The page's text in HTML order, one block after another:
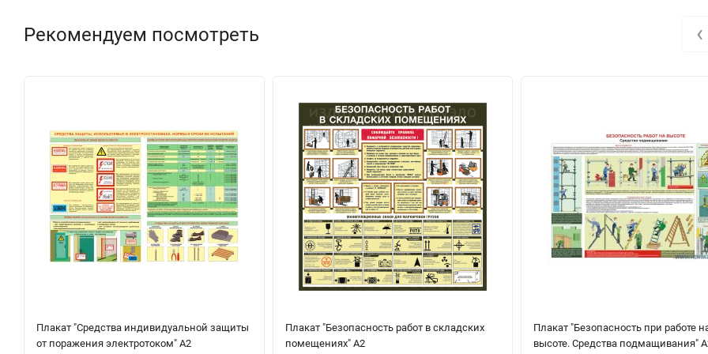
Рекомендуем посмотреть
Плакат "Средства индивидуальной защиты
от поражения электротоком" А2
Плакат "Безопасность работ в складских
помещениях" А2
Плакат "Безопасность при работе
высоте. Средства подмащивания"
‹